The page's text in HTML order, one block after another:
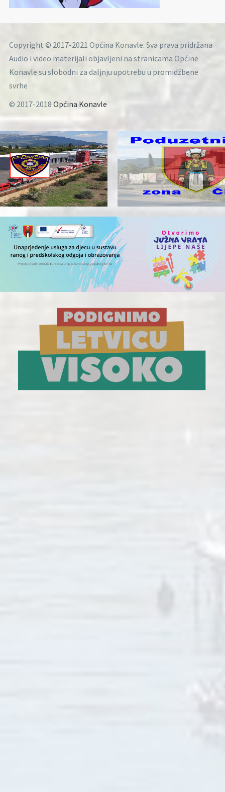
Copyright © 2017-2021 Općina Konavle. Sva prava pridržana
Audio i video materijali objavljeni na stranicama Općine
Konavle su slobodni za daljnju upotrebu u promidžbene
svrhe
© 2017-2018 Općina Konavle